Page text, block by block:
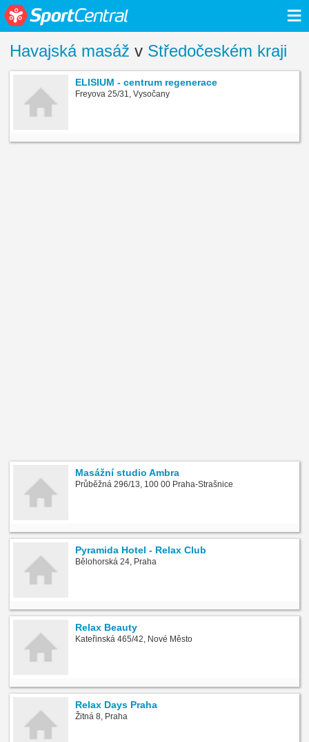
≡
Havajská masáž v Středočeském kraji
ELISIUM - centrum regenerace
Freyova 25/31, Vysočany
Masážní studio Ambra
Průběžná 296/13, 100 00 Praha-Strašnice
Pyramida Hotel - Relax Club
Bělohorská 24, Praha
Relax Beauty
Kateřinská 465/42, Nové Město
Relax Days Praha
Žitná 8, Praha